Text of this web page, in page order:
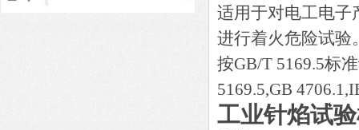
适用于对电工电子
进行着火危险试验
按GB/T 5169.5标
5169.5,GB
工业针焰试